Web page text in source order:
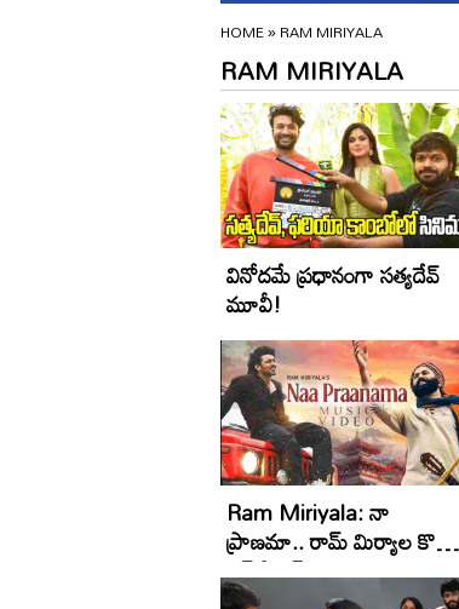
HOME»RAM MIRIYALA
RAM MIRIYALA
వినోదమే ప్రధానంగా సత్యదేవ్
మూవీ!
Ram Miriyala: నా
ప్రాణ‌మా.. రామ్ మిర్యాల కొత్త
ల‌వ్ సాంగ్‌